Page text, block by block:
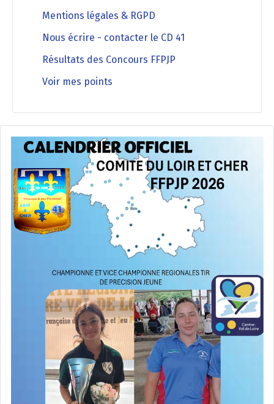
Mentions légales & RGPD
Nous écrire - contacter le CD 41
Résultats des Concours FFPJP
Voir mes points